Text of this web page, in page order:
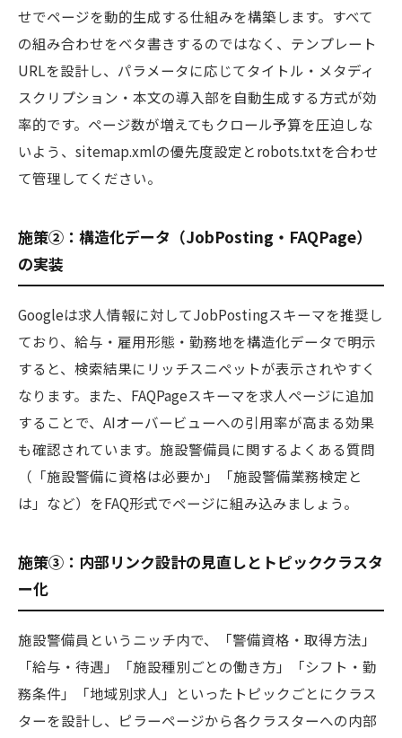
せでページを動的生成する仕組みを構築します。すべて
の組み合わせをベタ書きするのではなく、テンプレート
URLを設計し、パラメータに応じてタイトル・メタディ
スクリプション・本文の導入部を自動生成する方式が効
率的です。ページ数が増えてもクロール予算を圧迫しな
いよう、sitemap.xmlの優先度設定とrobots.txtを合わせ
て管理してください。
施策②：構造化データ（JobPosting・FAQPage）
の実装
Googleは求人情報に対してJobPostingスキーマを推奨し
ており、給与・雇用形態・勤務地を構造化データで明示
すると、検索結果にリッチスニペットが表示されやすく
なります。また、FAQPageスキーマを求人ページに追加
することで、AIオーバービューへの引用率が高まる効果
も確認されています。施設警備員に関するよくある質問
（「施設警備に資格は必要か」「施設警備業務検定と
は」など）をFAQ形式でページに組み込みましょう。
施策③：内部リンク設計の見直しとトピッククラスタ
ー化
施設警備員というニッチ内で、「警備資格・取得方法」
「給与・待遇」「施設種別ごとの働き方」「シフト・勤
務条件」「地域別求人」といったトピックごとにクラス
ターを設計し、ピラーページから各クラスターへの内部